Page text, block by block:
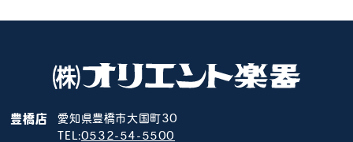
豊橋店
愛知県豊橋市大国町30
TEL:0532-54-5500